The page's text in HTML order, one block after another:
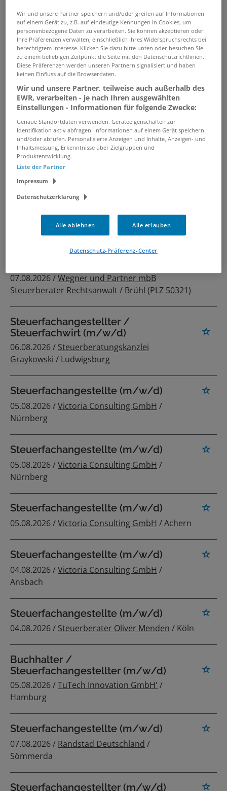
Steuerfachangestellter (m/w/d)
07.08.2026 /Gertrud Beienburg Steuerberaterin
/ Köln - Ehrenfeld
Steuerfachangestellte(r) /
Steuerfachwirt(in) und
Steuerberater(in) (m/w/d)
07.08.2026 /Steuerberatungsgesellschaft/
Garmisch-Partenkirchen
Steuerfachangestellter (m/w/d) /
Steuerfachwirt (m/w/d) /
Bilanzbuchhalter (m/w/d)
Partnerschaft mbB/ Betzdorf
Steuerfachangestellte (m/w/d) in
07.08.2026 /Wegner und Partner mbB
Steuerberater Rechtsanwalt/ Brühl (PLZ 50321)
Steuerfachangestellter /
Steuerfachwirt (m/w/d)
06.08.2026 / Steuerberatungskanzlei
Graykowski / Ludwigsburg
Steuerfachangestellte (m/w/d)
05.08.2026 /Victoria Consulting GmbH /
Nürnberg
Steuerfachangestellte (m/w/d)
05.08.2026 /Victoria Consulting GmbH /
Nürnberg
Steuerfachangestellte (m/w/d)
05.08.2026 /Victoria Consulting GmbH / Achern
Steuerfachangestellte (m/w/d)
04.08.2026 /Victoria Consulting GmbH /
Ansbach
Steuerfachangestellte (m/w/d)
04.08.2026 / Steuerberater Oliver Menden / Köln
Buchhalter /
Steuerfachangestellter (m/w/d)
05.08.2026 /TuTech Innovation GmbH' /
Hamburg
Steuerfachangestellte (m/w/d)
07.08.2026 / Randstad Deutschland /
Sömmerda
Steuerfachangestellter (m/w/d)
Wir und unsere Partner speichern und/oder greifen auf Informationen
auf einem Gerät zu, z.B. auf eindeutige Kennungen in Cookies, um
personenbezogene Daten zu verarbeiten. Sie können akzeptieren oder
Ihre Präferenzen verwalten, einschließlich Ihres Widerspruchsrechts bei
berechtigtem Interesse. Klicken Sie dazu bitte unten oder besuchen Sie
zu einem beliebigen Zeitpunkt die Seite mit den Datenschutzrichtlinien.
Diese Präferenzen werden unseren Partnern signalisiert und haben
keinen Einfluss auf die Browserdaten.
Wir und unsere Partner, teilweise auch außerhalb des
EWR, verarbeiten - je nach Ihren ausgewählten
Einstellungen - Informationen für folgende Zwecke:
Genaue Standortdaten verwenden. Geräteeigenschaften zur
Identifikation aktiv abfragen. Informationen auf einem Gerät speichern
und/oder abrufen. Personalisierte Anzeigen und Inhalte, Anzeigen- und
Inhaltsmessung, Erkenntnisse über Zielgruppen und
Produktentwicklung.
Liste der Partner
Impressum
Datenschutzerklärung
Alle ablehnen Alle erlauben
Datenschutz-Präferenz-Center